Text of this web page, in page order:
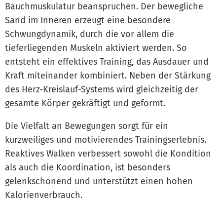
Bauchmuskulatur beanspruchen. Der bewegliche
Sand im Inneren erzeugt eine besondere
Schwungdynamik, durch die vor allem die
tieferliegenden Muskeln aktiviert werden. So
entsteht ein effektives Training, das Ausdauer und
Kraft miteinander kombiniert. Neben der Stärkung
des Herz-Kreislauf-Systems wird gleichzeitig der
gesamte Körper gekräftigt und geformt.
Die Vielfalt an Bewegungen sorgt für ein
kurzweiliges und motivierendes Trainingserlebnis.
Reaktives Walken verbessert sowohl die Kondition
als auch die Koordination, ist besonders
gelenkschonend und unterstützt einen hohen
Kalorienverbrauch.